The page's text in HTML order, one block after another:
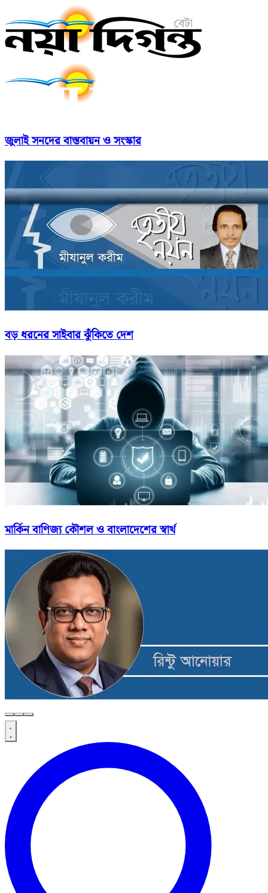
জুলাই সনদের বাস্তবায়ন ও সংস্কার
বড় ধরনের সাইবার ঝুঁকিতে দেশ
মার্কিন বাণিজ্য কৌশল ও বাংলাদেশের স্বার্থ